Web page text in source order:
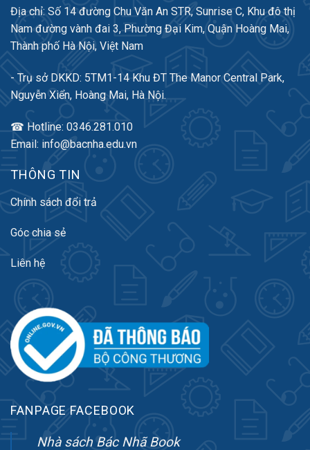
Địa chỉ: Số 14 đường Chu Văn An STR, Sunrise C, Khu đô thị
Nam đường vành đai 3, Phường Đại Kim, Quận Hoàng Mai,
Thành phố Hà Nội, Việt Nam
- Trụ sở DKKD: 5TM1-14 Khu ĐT The Manor Central Park,
Nguyễn Xiển, Hoàng Mai, Hà Nội.
☎ Hotline: 0346.281.010
Email: info@bacnha.edu.vn
THÔNG TIN
Chính sách đổi trả
Góc chia sẻ
Liên hệ
FANPAGE FACEBOOK
Nhà sách Bác Nhã Book